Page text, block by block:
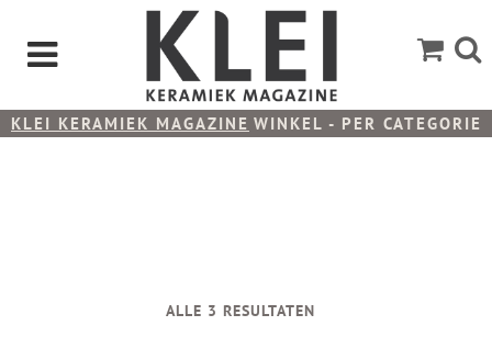
KLEI KERAMIEK MAGAZINE WINKEL - PER CATEGORIE
ALLE 3 RESULTATEN